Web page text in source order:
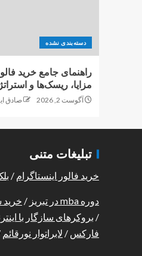
دسته‌بندی نشده
راهنمای جامع خرید
مزایا، ریسک‌ها و
آگوست 2, 2026 صادق
تبلیغات متنی
خرید فالور اینستاگرام / بلک
دوره mba در تبریز /
/ بروکرهای سازگار با
فارکس / لابراتوار نورقائم